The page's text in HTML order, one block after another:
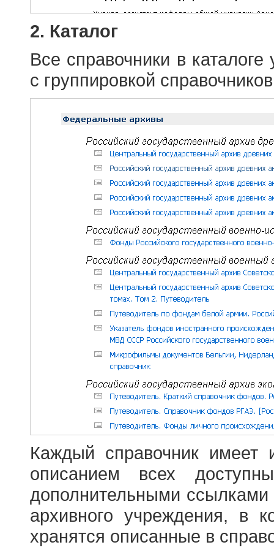
2. Каталог
Все справочники в
с группировкой
Каждый справочник имеет
описанием всех
дополнительными
архивного учреждения, в
хранятся описанные в